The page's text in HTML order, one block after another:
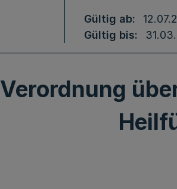
Gültig ab
Gültig bis
Verordnung